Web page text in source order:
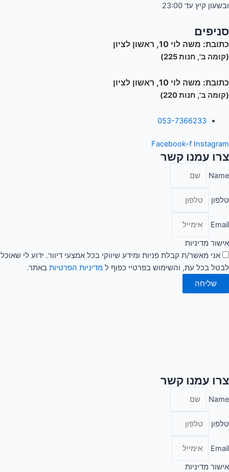
ובשעון קיץ עד 23:00
סניפים
כתובת: משה לוי 10, ראשון לציון
(קומה ב', חנות 225)
כתובת: משה לוי 10, ראשון לציון
(קומה ב', חנות 220)
053-7366233
Facebook-f Instagram
צרו עמנו קשר
Name
טלפון
Email
אישור מדיניות
אני מאשר/ת קבלת פניות ומידע שיווקי בכל אמצעי דיוור. ידוע לי שאוכל
לבטל בכל עת, והשימוש בפרטיי כפוף ל מדיניות הפרטיות באתר.
שליחה
צרו עמנו קשר
Name
טלפון
Email
אישור מדיניות